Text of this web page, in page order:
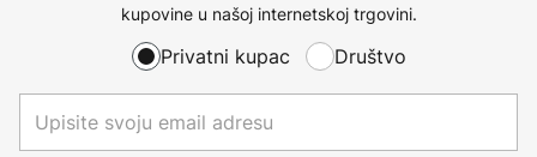
kupovine u našoj internetskoj trgovini.
Privatni kupac Društvo